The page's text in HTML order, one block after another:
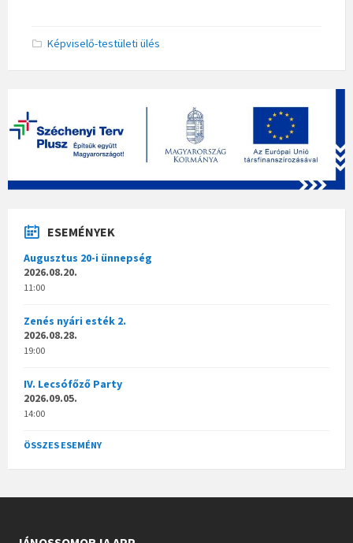
Képviselő-testületi ülés
ESEMÉNYEK
Augusztus 20-i ünnepség
2026.08.20.
11:00
Zenés nyári esték 2.
2026.08.28.
19:00
IV. Lecsófőző Party
2026.09.05.
14:00
ÖSSZES ESEMÉNY